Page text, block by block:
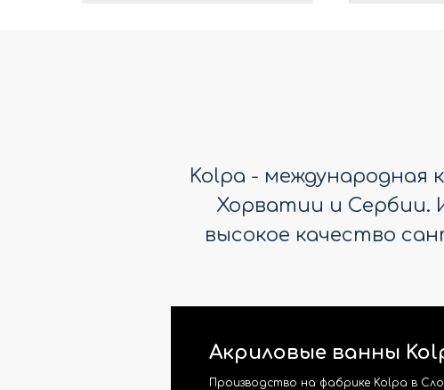
Kolpa - международная
Хорватии и Сербии.
высокое качество
Акриловые ванны
Производство на фабрике Kolpa в